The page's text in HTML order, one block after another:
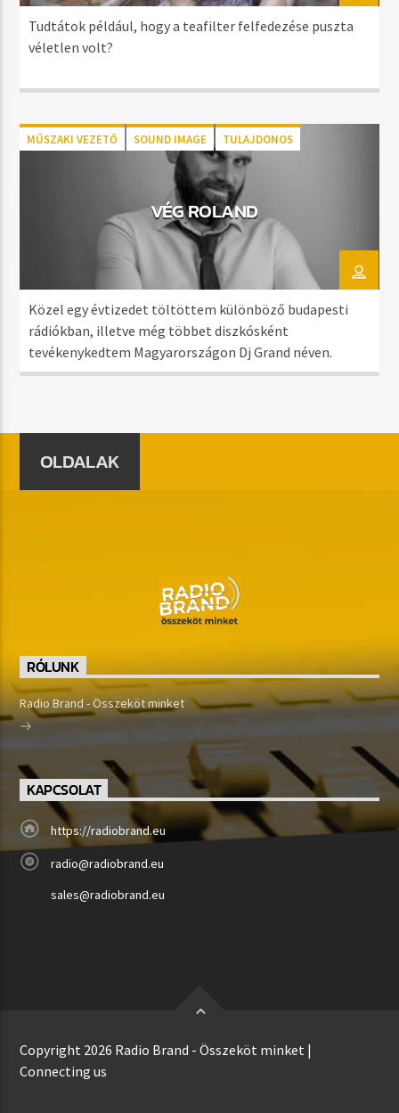
Tudtátok például, hogy a teafilter felfedezése puszta
véletlen volt?
MŰSZAKI VEZETŐ SOUND IMAGE
TULAJDONOS
VÉG ROLAND
Közel egy évtizedet töltöttem különböző budapesti
rádiókban, illetve még többet diszkósként
tevékenykedtem Magyarországon Dj Grand néven.
OLDALAK
RÓLUNK
Radio Brand - Összeköt minket
KAPCSOLAT
https://radiobrand.eu
radio@radiobrand.eu
sales@radiobrand.eu
Copyright 2026 Radio Brand - Összeköt minket |
Connecting us